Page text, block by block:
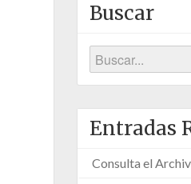
Buscar
Entradas
Consulta el